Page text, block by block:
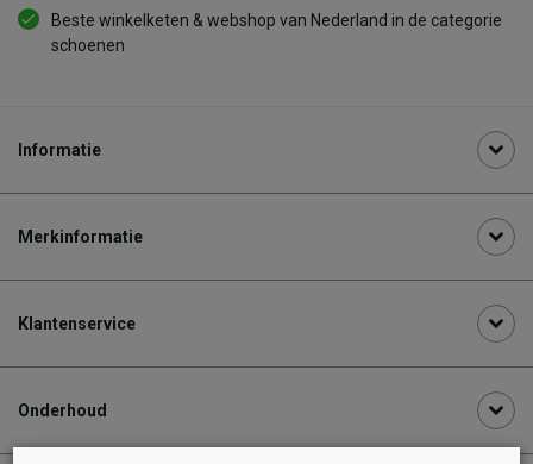
Beste winkelketen & webshop van Nederland in de categorie
schoenen
Informatie
Merkinformatie
Klantenservice
Onderhoud